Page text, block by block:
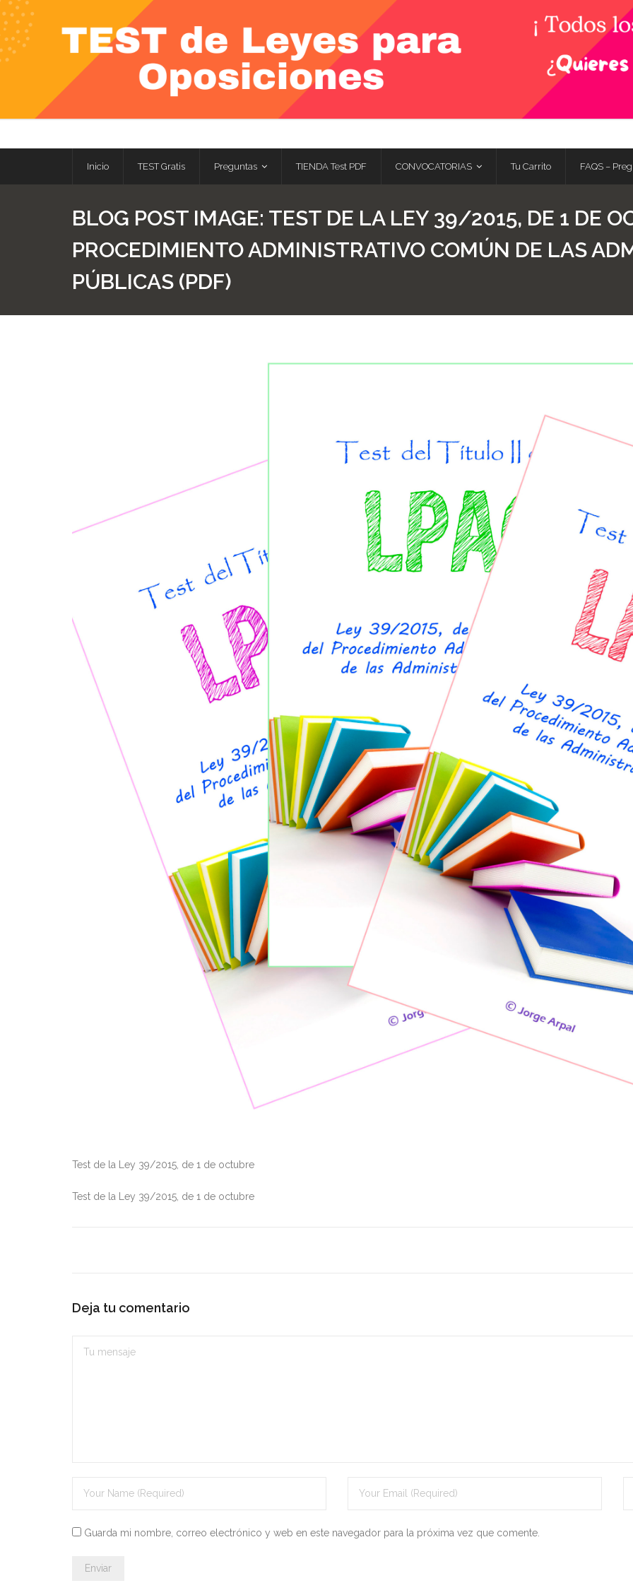
Skip
to
content
Inicio TEST Gratis Preguntas TIENDA Test PDF CONVOCATORIAS Tu Carrito FAQS –
BLOG POST IMAGE: TEST DE LA LEY 39/2015, DE 1 DE
PROCEDIMIENTO ADMINISTRATIVO COMÚN DE LAS
PÚBLICAS (PDF)
Test de la Ley 39/2015, de 1 de octubre
Test de la Ley 39/2015, de 1 de octubre
Deja tu comentario
Guarda mi nombre, correo electrónico y web en este navegador para la próxima vez que comente.